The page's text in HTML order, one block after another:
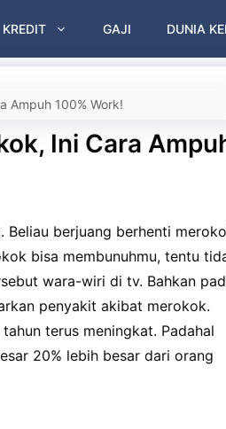
KREDIT GAJI DUNIA
Ampuh 100% Work!
Ini Cara
Beliau berjuang berhenti
bisa membunuhmu, tentu
wara-wiri di tv. Bahkan
penyakit akibat merokok.
terus meningkat. Padahal
20% lebih besar dari orang